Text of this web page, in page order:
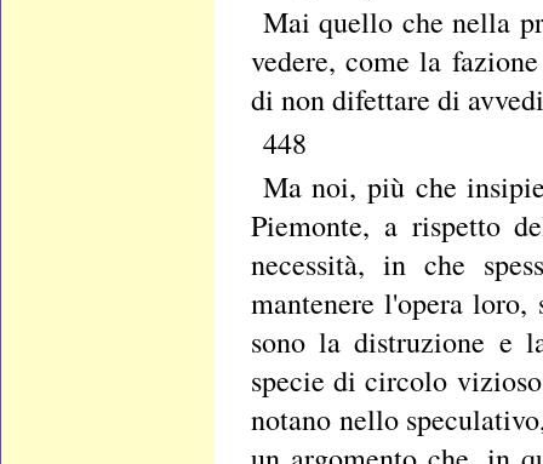
Mai quello che nella
vedere, come la
di non difettare di
448
Ma noi, più che
Piemonte, a rispetto
necessità, in che
mantenere l'opera
sono la distruzione e
specie di circolo
notano nello